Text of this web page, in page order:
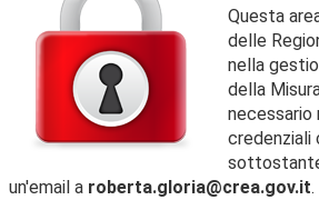
Questa
delle
nella
della
necessario
credenziali
un'email a roberta.gloria@crea.gov.it.